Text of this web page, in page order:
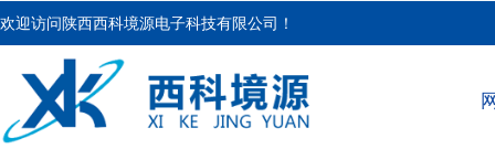
欢迎访问陕西西科境源电子科技有限公司！